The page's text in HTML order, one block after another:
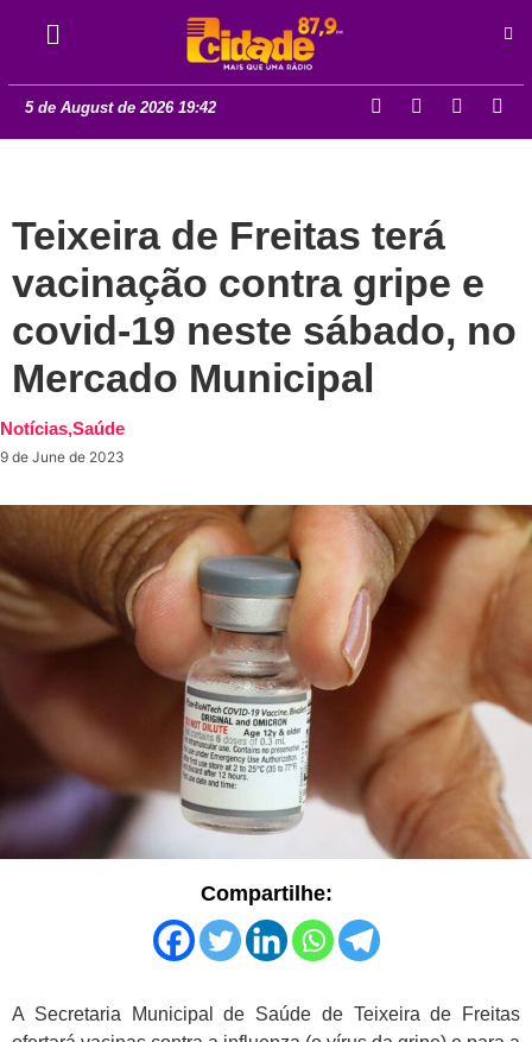
5 de August de 2026 19:42
Teixeira de Freitas terá
vacinação contra gripe e
covid-19 neste sábado, no
Mercado Municipal
Notícias,Saúde
9 de June de 2023
Compartilhe:
A Secretaria Municipal de Saúde de Teixeira de Freitas